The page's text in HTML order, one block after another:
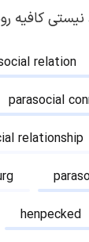
نیستی کافیه
relation
parasocial
relationship
henpecked